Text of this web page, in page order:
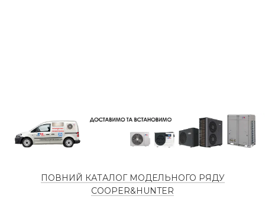
ПОВНИЙ КАТАЛОГ МОДЕЛЬНОГО РЯДУ
COOPER&HUNTER